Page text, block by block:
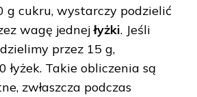
g cukru, wystarczy podzielić
wagę jednejłyżki. Jeśli
przez 15 g,
łyżek. Takie obliczenia są
zwłaszcza podczas